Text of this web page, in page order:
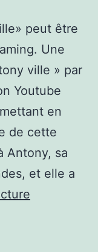
peut être
Une
ville » par
Youtube
en
de cette
Antony, sa
et elle a